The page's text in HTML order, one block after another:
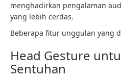
menghadirkan pengalaman
yang lebih cerdas.
Beberapa fitur unggulan yang
Head Gesture
Sentuhan